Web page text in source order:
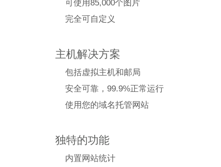
可使用85,000个图片
完全可自定义
主机解决方案
包括虚拟主机和邮局
安全可靠，99.9%正常运行
使用您的域名托管网站
独特的功能
内置网站统计